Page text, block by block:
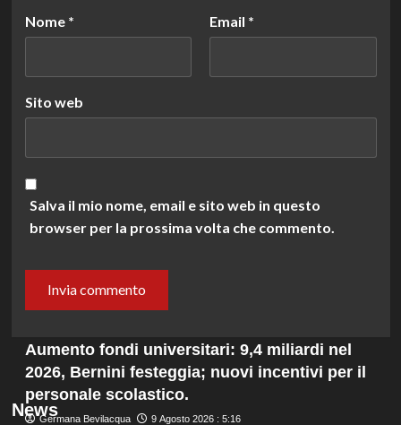
Nome * Email *
Sito web
Salva il mio nome, email e sito web in questo
browser per la prossima volta che commento.
News
Aumento fondi universitari: 9,4 miliardi nel
2026, Bernini festeggia; nuovi incentivi per il
personale scolastico.
Germana Bevilacqua 9 Agosto 2026 : 5:16